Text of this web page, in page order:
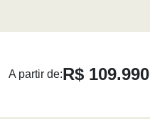
A partir de:R$